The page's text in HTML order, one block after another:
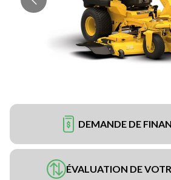
DEMANDE DE
ÉVALUATION DE